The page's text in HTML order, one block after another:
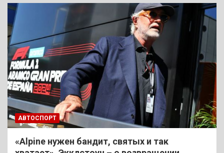
АВТОСПОРТ
«Alpine нужен бандит, святых и так